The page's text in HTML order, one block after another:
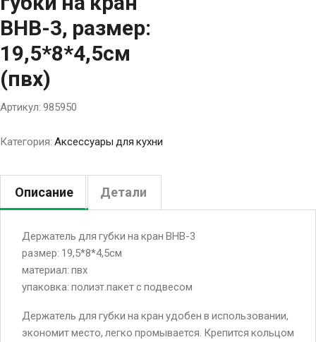
BHB-3, размер:
19,5*8*4,5см
(пвх)
Артикул: 985950
Категория: Аксессуары для кухни
Описание Детали
Держатель для губки на кран BHB-3
размер: 19,5*8*4,5см
материал: пвх
упаковка: полиэт.пакет с подвесом
Держатель для губки на кран удобен в использовании,
экономит место, легко промывается. Крепится кольцом